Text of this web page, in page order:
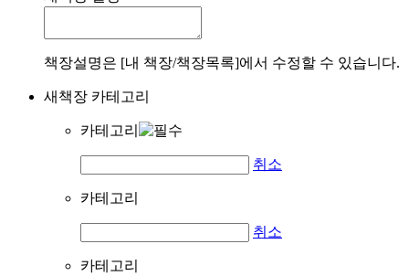
책장설명은 [내 책장/책장목록]에서 수정할 수 있습니다.
새책장 카테고리
카테고리
취소
카테고리
취소
카테고리